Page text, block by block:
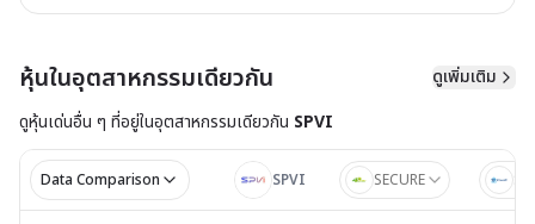
หุ้นในอุตสาหกรรมเดียวกัน
ดูเพิ่มเติม
ดูหุ้นเด่นอื่น ๆ ที่อยู่ในอุตสาหกรรมเดียวกัน SPVI
Data Comparison SPVI SECURE